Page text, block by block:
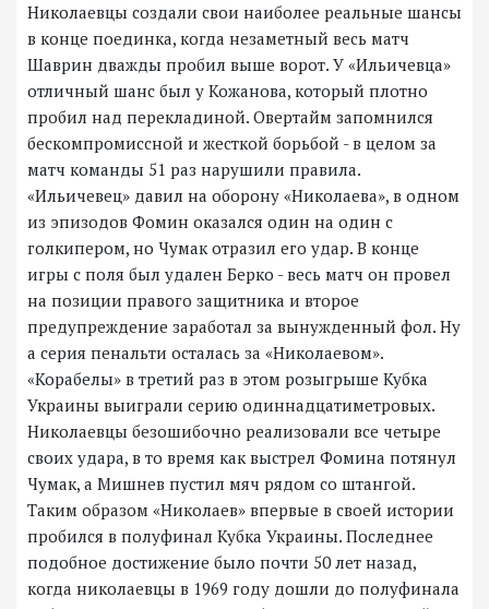
Николаевцы создали свои наиболее реальные шансы
в конце поединка, когда незаметный весь матч
Шаврин дважды пробил выше ворот. У «Ильичевца»
отличный шанс был у Кожанова, который плотно
пробил над перекладиной. Овертайм запомнился
бескомпромиссной и жесткой борьбой - в целом за
матч команды 51 раз нарушили правила.
«Ильичевец» давил на оборону «Николаева», в одном
из эпизодов Фомин оказался один на один с
голкипером, но Чумак отразил его удар. В конце
игры с поля был удален Берко - весь матч он провел
на позиции правого защитника и второе
предупреждение заработал за вынужденный фол. Ну
а серия пенальти осталась за «Николаевом».
«Корабелы» в третий раз в этом розыгрыше Кубка
Украины выиграли серию одиннадцатиметровых.
Николаевцы безошибочно реализовали все четыре
своих удара, в то время как выстрел Фомина потянул
Чумак, а Мишнев пустил мяч рядом со штангой.
Таким образом «Николаев» впервые в своей истории
пробился в полуфинал Кубка Украины. Последнее
подобное достижение было почти 50 лет назад,
когда николаевцы в 1969 году дошли до полуфинала